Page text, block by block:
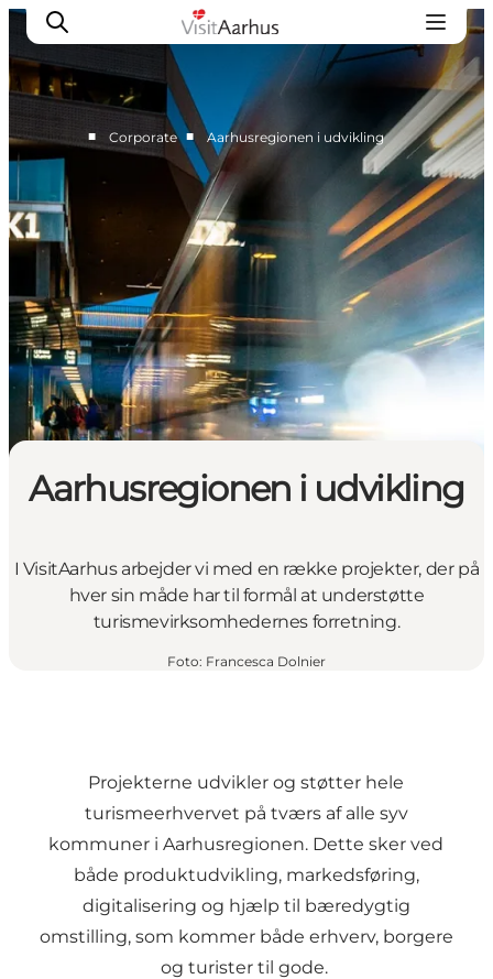
Corporate
Analyser & tal
Projekter
Partnersamarbejde
Frivillig ReThinker
Presse
Om os
■ Corporate ■ Aarhusregionen i udvikling
Aarhusregionen i udvikling
I VisitAarhus arbejder vi med en række projekter, der på
hver sin måde har til formål at understøtte
turismevirksomhedernes forretning.
Foto: Francesca Dolnier
Projekterne udvikler og støtter hele
turismeerhvervet på tværs af alle syv
kommuner i Aarhusregionen. Dette sker ved
både produktudvikling, markedsføring,
digitalisering og hjælp til bæredygtig
omstilling, som kommer både erhverv, borgere
og turister til gode.